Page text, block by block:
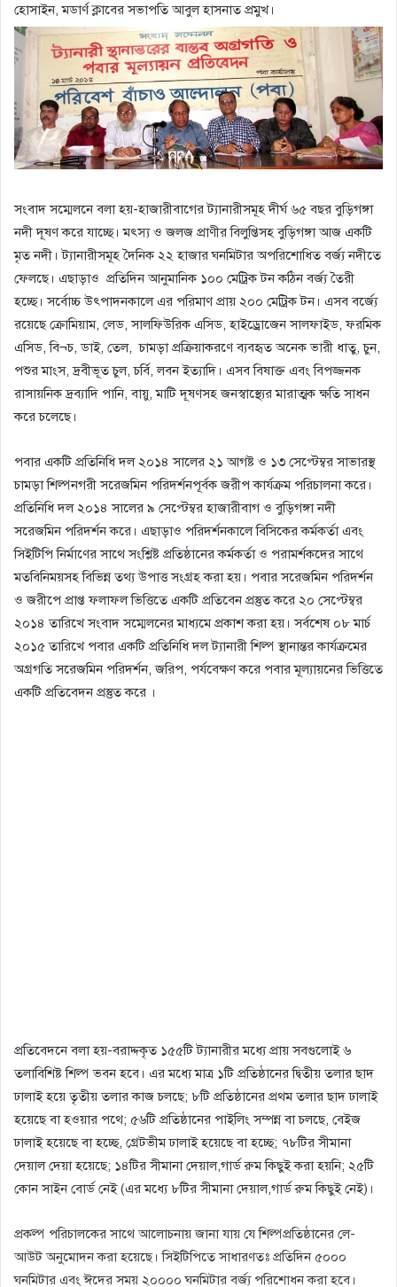
হোসাইন, মডার্ণ ক্লাবের সভাপতি আবুল হাসনাত প্রমুখ।
সংবাদ সম্মেলনে বলা হয়-হাজারীবাগের ট্যানারীসমূহ দীর্ঘ ৬৫ বছর বুড়িগঙ্গা
নদী দূষণ করে যাচ্ছে। মৎস্য ও জলজ প্রাণীর বিলুপ্তিসহ বুড়িগঙ্গা আজ একটি
মৃত নদী। ট্যানারীসমূহ দৈনিক ২২ হাজার ঘনমিটার অপরিশোধিত বর্জ্য নদীতে
ফেলছে। এছাড়াও প্রতিদিন আনুমানিক ১০০ মেট্রিক টন কঠিন বর্জ্য তৈরী
হচ্ছে। সর্বোচ্চ উৎপাদনকালে এর পরিমাণ প্রায় ২০০ মেট্রিক টন। এসব বর্জ্যে
রয়েছে ক্রোমিয়াম, লেড, সালফিউরিক এসিড, হাইড্রোজেন সালফাইড, ফরমিক
এসিড, বি¬চ, ডাই, তেল, চামড়া প্রক্রিয়াকরণে ব্যবহৃত অনেক ভারী ধাতু, চুন,
পশুর মাংস, দ্রবীভূত চুল, চর্বি, লবন ইত্যাদি। এসব বিষাক্ত এবং বিপজ্জনক
রাসায়নিক দ্রব্যাদি পানি, বায়ু, মাটি দূষণসহ জনস্বাস্থ্যের মারাত্মক ক্ষতি সাধন
করে চলেছে।
পবার একটি প্রতিনিধি দল ২০১৪ সালের ২১ আগষ্ট ও ১৩ সেপ্টেম্বর সাভারস্থ
চামড়া শিল্পনগরী সরেজমিন পরিদর্শনপূর্বক জরীপ কার্যক্রম পরিচালনা করে।
প্রতিনিধি দল ২০১৪ সালের ৯ সেপ্টেম্বর হাজারীবাগ ও বুড়িগঙ্গা নদী
সরেজমিন পরিদর্শন করে। এছাড়াও পরিদর্শনকালে বিসিকের কর্মকর্তা এবং
সিইটিপি নির্মাণের সাথে সংশ্লিষ্ট প্রতিষ্ঠানের কর্মকর্তা ও পরামর্শকদের সাথে
মতবিনিময়সহ বিভিন্ন তথ্য উপাত্ত সংগ্রহ করা হয়। পবার সরেজমিন পরিদর্শন
ও জরীপে প্রাপ্ত ফলাফল ভিত্তিতে একটি প্রতিবেন প্রস্তুত করে ২০ সেপ্টেম্বর
২০১৪ তারিখে সংবাদ সম্মেলনের মাধ্যমে প্রকাশ করা হয়। সর্বশেষ ০৮ মার্চ
২০১৫ তারিখে পবার একটি প্রতিনিধি দল ট্যানারী শিল্প স্থানান্তর কার্যক্রমের
অগ্রগতি সরেজমিন পরিদর্শন, জরিপ, পর্যবেক্ষণ করে পবার মূল্যায়নের ভিত্তিতে
একটি প্রতিবেদন প্রস্তুত করে ।
প্রতিবেদনে বলা হয়-বরাদ্দকৃত ১৫৫টি ট্যানারীর মধ্যে প্রায় সবগুলোই ৬
তলাবিশিষ্ট শিল্প ভবন হবে। এর মধ্যে মাত্র ১টি প্রতিষ্ঠানের দ্বিতীয় তলার ছাদ
ঢালাই হয়ে তৃতীয় তলার কাজ চলছে; ৮টি প্রতিষ্ঠানের প্রথম তলার ছাদ ঢালাই
হয়েছে বা হওয়ার পথে; ৫৬টি প্রতিষ্ঠানের পাইলিং সম্পন্ন বা চলছে, বেইজ
ঢালাই হয়েছে বা হচ্ছে, গ্রেটভীম ঢালাই হয়েছে বা হচ্ছে; ৭৮টির সীমানা
দেয়াল দেয়া হয়েছে; ১৪টির সীমানা দেয়াল,গার্ড রুম কিছুই করা হয়নি; ২৫টি
কোন সাইন বোর্ড নেই (এর মধ্যে ৮টির সীমানা দেয়াল,গার্ড রুম কিছুই নেই)।
প্রকল্প পরিচালকের সাথে আলোচনায় জানা যায় যে শিল্পপ্রতিষ্ঠানের লে-
আউট অনুমোদন করা হয়েছে। সিইটিপিতে সাধারণতঃ প্রতিদিন ৫০০০
ঘনমিটার এবং ঈদের সময় ২০০০০ ঘনমিটার বর্জ্য পরিশোধন করা হবে।